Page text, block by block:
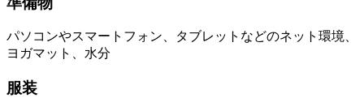
パソコンやスマートフォン、タブレットなどのネット環境、
ヨガマット、水分
服装